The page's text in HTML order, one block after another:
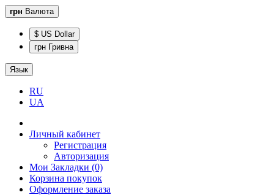
грн Валюта
$ US Dollar
грн Гривна
Язык
RU
UA
Личный кабинет
Регистрация
Авторизация
Мои Закладки (0)
Корзина покупок
Оформление заказа